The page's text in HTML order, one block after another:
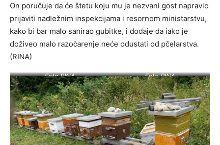
On poručuje da će štetu koju mu je nezvani gost napravio
prijaviti nadležnim inspekcijama i resornom ministarstvu,
kako bi bar malo sanirao gubitke, i dodaje da iako je
doživeo malo razočarenje neće odustati od pčelarstva.
(RINA)
Foto RINA Foto RINA